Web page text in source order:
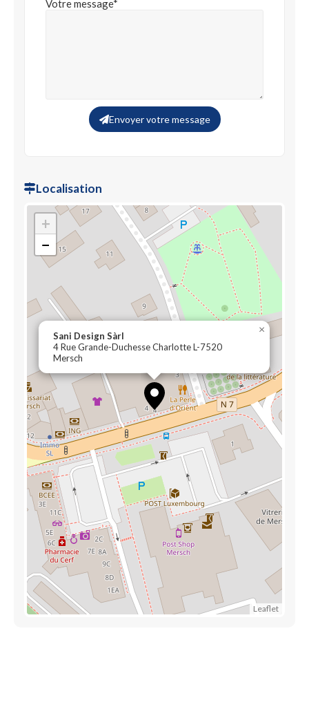
Votre message*
Envoyer votre message
Localisation
Sani Design Sàrl
4 Rue Grande-Duchesse Charlotte L-7520
Mersch
×
+
−
Leaflet